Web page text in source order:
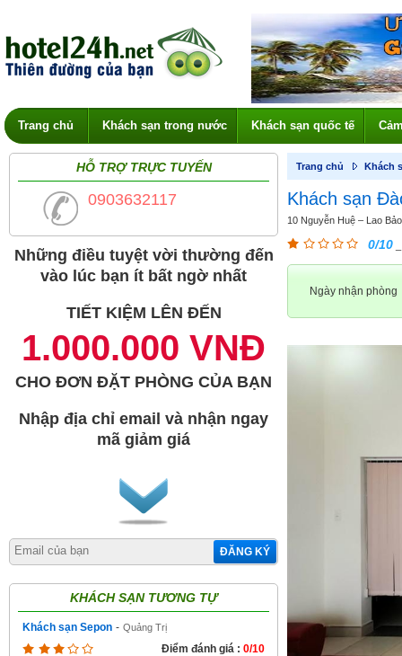
Trang chủ Khách sạn trong nước Khách sạn quốc tế
HỖ TRỢ TRỰC TUYẾN
0903632117
Những điều tuyệt vời thường đến
vào lúc bạn ít bất ngờ nhất
TIẾT KIỆM LÊN ĐẾN
1.000.000 VNĐ
CHO ĐƠN ĐẶT PHÒNG CỦA BẠN
Nhập địa chỉ email và nhận ngay
mã giảm giá
ĐĂNG KÝ
KHÁCH SẠN TƯƠNG TỰ
Khách sạn Sepon - Quảng Trị
Điểm đánh giá : 0/10
Trang chủ Khách
Khách sạn
10 Nguyễn Huệ – Lao
0/10
Ngày nhận phòng